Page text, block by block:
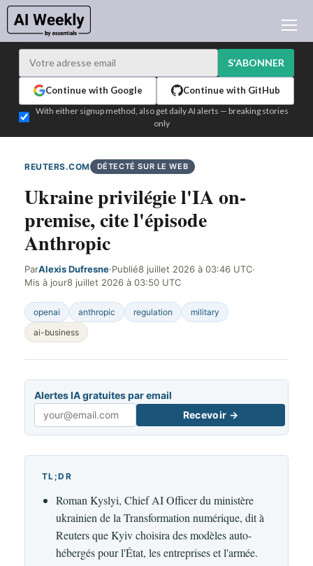
APPRENDRE L'IA
L'ACTU IA DU JOUR
ANNONCEURS
TEST EDITION BUILDER
CONNEXION
S'ABONNER
Continue with Google Continue with GitHub
With either signup method, also get daily AI alerts — breaking stories
only
REUTERS.COM DÉTECTÉ SUR LE WEB
Ukraine privilégie l'IA on-
premise, cite l'épisode
Anthropic
ParAlexis Dufresne·Publié8 juillet 2026 à 03:46 UTC·
Mis à jour8 juillet 2026 à 03:50 UTC
openai anthropic regulation
military
ai-business
Alertes IA gratuites par email
Email
Recevoir →
TL;DR
Roman Kyslyi, Chief AI Officer du ministère
ukrainien de la Transformation numérique, dit à
Reuters que Kyiv choisira des modèles auto-
hébergés pour l'État, les entreprises et l'armée.